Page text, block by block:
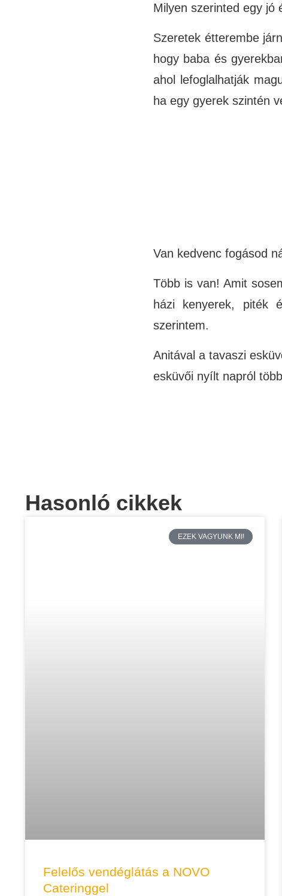
Milyen szerinted egy jó
Szeretek étterembe
hogy baba és
ahol lefoglalhatják
ha egy gyerek szintén
Van kedvenc fogásod
Több is van! Amit
házi kenyerek, piték
szerintem.
Anitával a tavaszi
esküvői nyílt napról
Hasonló cikkek
EZEK VAGYUNK MI!
Felelős vendéglátás a NOVO
Cateringgel